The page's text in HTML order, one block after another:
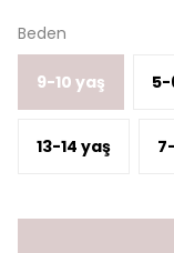
Beden
9-10 yaş 5-
13-14 yaş